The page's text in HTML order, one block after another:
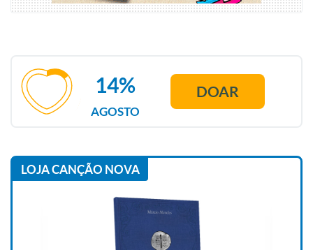
AGOSTO
14% DOAR
LOJA CANÇÃO NOVA